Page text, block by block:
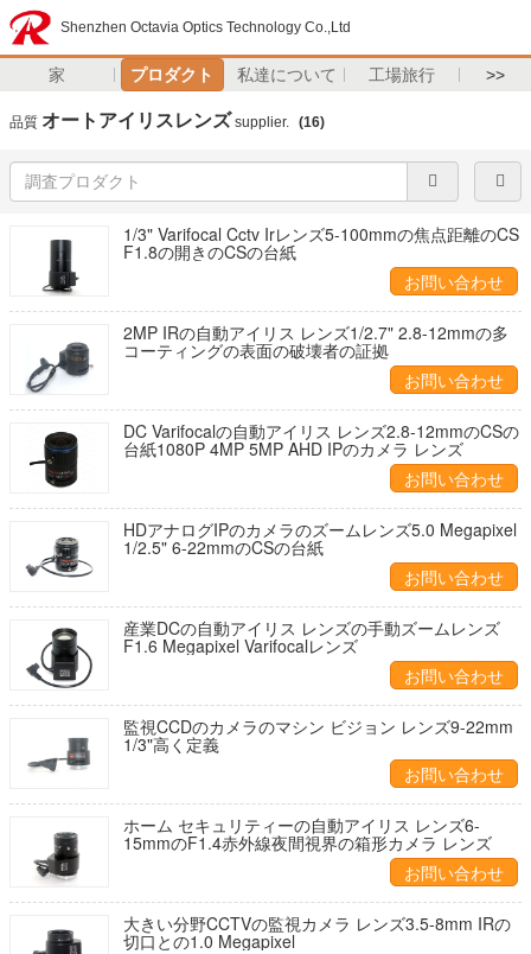
Shenzhen Octavia Optics Technology Co.,Ltd
家 プロダクト 私達について 工場旅行 >>
品質 オートアイリスレンズ supplier. (16)
1/3" Varifocal Cctv Irレンズ5-100mmの焦点距離のCS
F1.8の開きのCSの台紙
お問い合わせ
2MP IRの自動アイリス レンズ1/2.7" 2.8-12mmの多
コーティングの表面の破壊者の証拠
お問い合わせ
DC Varifocalの自動アイリス レンズ2.8-12mmのCSの
台紙1080P 4MP 5MP AHD IPのカメラ レンズ
お問い合わせ
HDアナログIPのカメラのズームレンズ5.0 Megapixel
1/2.5" 6-22mmのCSの台紙
お問い合わせ
産業DCの自動アイリス レンズの手動ズームレンズ
F1.6 Megapixel Varifocalレンズ
お問い合わせ
監視CCDのカメラのマシン ビジョン レンズ9-22mm
1/3"高く定義
お問い合わせ
ホーム セキュリティーの自動アイリス レンズ6-
15mmのF1.4赤外線夜間視界の箱形カメラ レンズ
お問い合わせ
大きい分野CCTVの監視カメラ レンズ3.5-8mm IRの
切口との1.0 Megapixel